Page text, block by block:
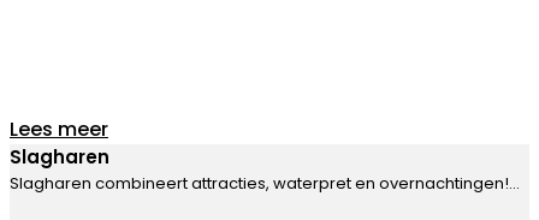
Lees meer
Slagharen
Slagharen combineert attracties, waterpret en overnachtingen!…